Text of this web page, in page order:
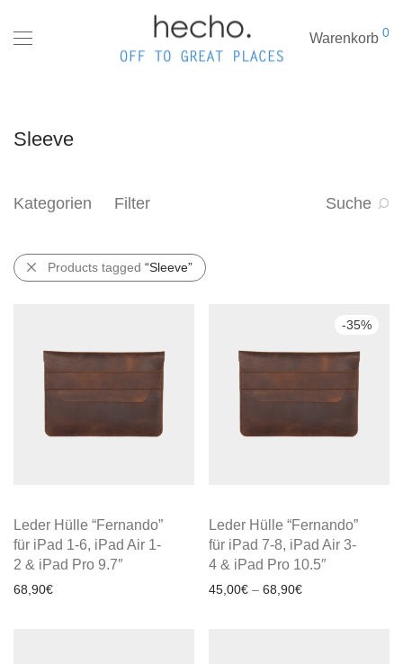
Warenkorb 0
Sleeve
Kategorien Filter Suche
Products tagged “Sleeve”
Leder Hülle “Fernando”
für iPad 1-6, iPad Air 1-
2 & iPad Pro 9.7″
68,90€
-35%
Leder Hülle “Fernando”
für iPad 7-8, iPad Air 3-
4 & iPad Pro 10.5″
45,00€ – 68,90€